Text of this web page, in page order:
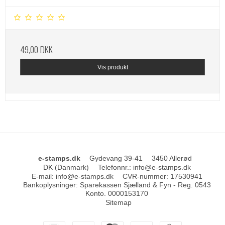
49,00 DKK
Vis produkt
e-stamps.dk Gydevang 39-41
3450 Allerød
DK (Danmark)
Telefonnr.: info@e-stamps.dk
E-mail: info@e-stamps.dk CVR-nummer: 17530941
Bankoplysninger: Sparekassen Sjælland & Fyn - Reg. 0543
Konto. 0000153170
Sitemap